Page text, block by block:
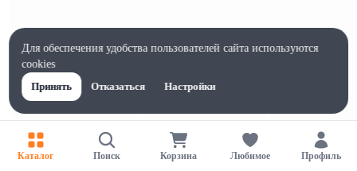
Характеристики
Ширина, мм
Каталог Поиск Корзина Любимое Профиль
Для обеспечения удобства пользователей сайта используются
cookies
Принять
Отказаться Настройки